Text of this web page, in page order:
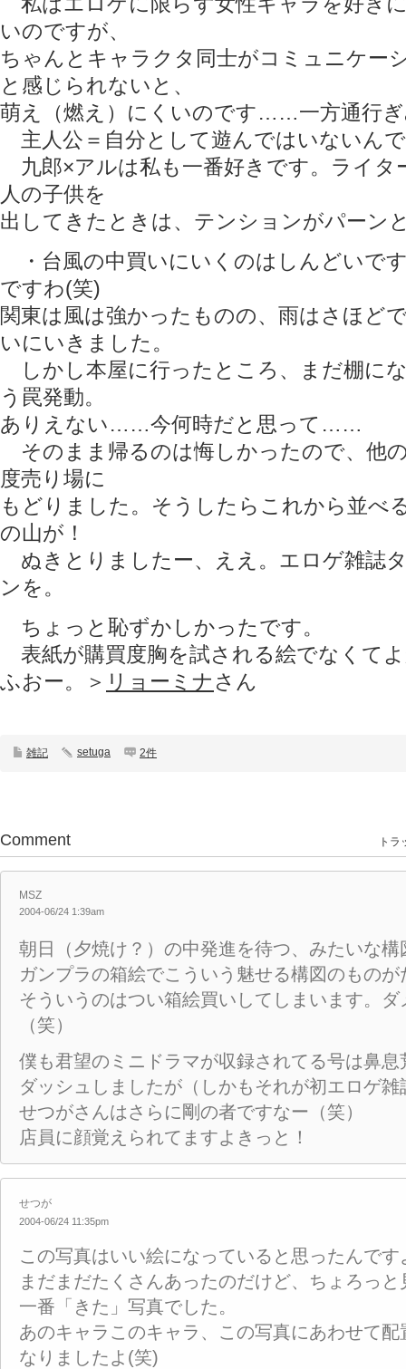
いのですが、
ちゃんとキャラクタ同士がコミュニケー
と感じられないと、
萌え（燃え）にくいのです……一方通行
主人公＝自分として遊んではいないん
九郎×アルは私も一番好きです。ライタ
人の子供を
出してきたときは、テンションがパーン
・台風の中買いにいくのはしんどいで
ですわ(笑)
関東は風は強かったものの、雨はさほど
いにいきました。
しかし本屋に行ったところ、まだ棚に
う罠発動。
ありえない……今何時だと思って……
そのまま帰るのは悔しかったので、他
度売り場に
もどりました。そうしたらこれから並べ
の山が！
ぬきとりましたー、ええ。エロゲ雑誌
ンを。
ちょっと恥ずかしかったです。
表紙が購買度胸を試される絵でなくて
ふおー。＞ リョーミナ さん
雑記 setuga 2件
Comment トラ
MSZ
2004-06/24 1:39am
朝日（夕焼け？）の中発進を待つ、みたいな
ガンプラの箱絵でこういう魅せる構図のものが
そういうのはつい箱絵買いしてしまいます。
（笑）
僕も君望のミニドラマが収録されてる号は鼻息
ダッシュしましたが（しかもそれが初エロゲ雑
せつがさんはさらに剛の者ですなー（笑）
店員に顔覚えられてますよきっと！
せつが
2004-06/24 11:35pm
この写真はいい絵になっていると思ったんです
まだまだたくさんあったのだけど、ちょろっと
一番「きた」写真でした。
あのキャラこのキャラ、この写真にあわせて配
なりましたよ(笑)